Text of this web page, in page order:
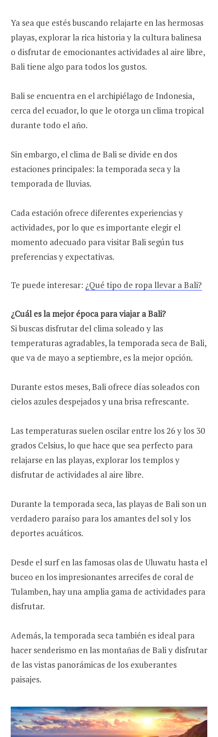
Ya sea que estés buscando relajarte en las hermosas
playas, explorar la rica historia y la cultura balinesa
o disfrutar de emocionantes actividades al aire libre,
Bali tiene algo para todos los gustos.
Bali se encuentra en el archipiélago de Indonesia,
cerca del ecuador, lo que le otorga un clima tropical
durante todo el año.
Sin embargo, el clima de Bali se divide en dos
estaciones principales: la temporada seca y la
temporada de lluvias.
Cada estación ofrece diferentes experiencias y
actividades, por lo que es importante elegir el
momento adecuado para visitar Bali según tus
preferencias y expectativas.
Te puede interesar: ¿Qué tipo de ropa llevar a Bali?
¿Cuál es la mejor época para viajar a Bali?
Si buscas disfrutar del clima soleado y las
temperaturas agradables, la temporada seca de Bali,
que va de mayo a septiembre, es la mejor opción.
Durante estos meses, Bali ofrece días soleados con
cielos azules despejados y una brisa refrescante.
Las temperaturas suelen oscilar entre los 26 y los 30
grados Celsius, lo que hace que sea perfecto para
relajarse en las playas, explorar los templos y
disfrutar de actividades al aire libre.
Durante la temporada seca, las playas de Bali son un
verdadero paraíso para los amantes del sol y los
deportes acuáticos.
Desde el surf en las famosas olas de Uluwatu hasta el
buceo en los impresionantes arrecifes de coral de
Tulamben, hay una amplia gama de actividades para
disfrutar.
Además, la temporada seca también es ideal para
hacer senderismo en las montañas de Bali y disfrutar
de las vistas panorámicas de los exuberantes
paisajes.